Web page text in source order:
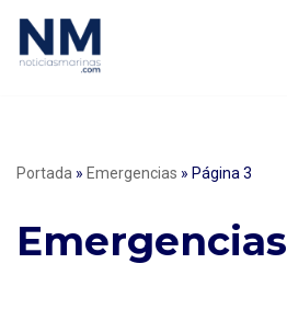
Saltar
Portada » Emergencias » Página 3
Emergencias